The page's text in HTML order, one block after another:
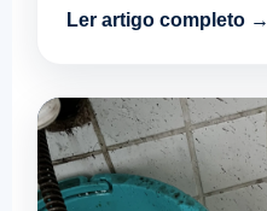
Ler artigo completo →